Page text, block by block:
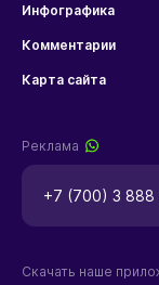
Инфографика
Комментарии
Карта сайта
Реклама
+7 (700) 3 888
Скачать наше